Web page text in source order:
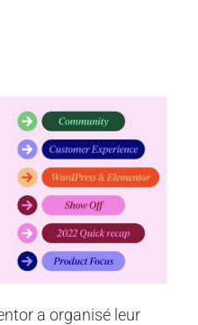
a organisé leur